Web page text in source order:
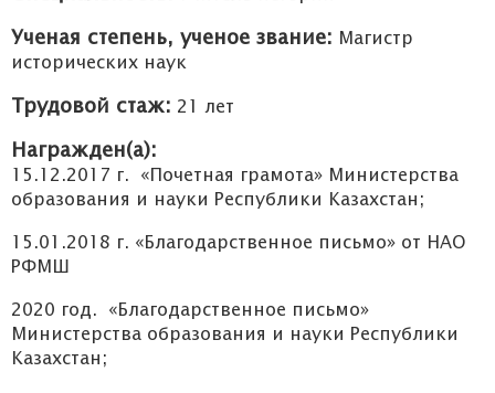
Ученая степень, ученое звание: Магистр
исторических наук
Трудовой стаж: 21 лет
Награжден(а):
15.12.2017 г. «Почетная грамота» Министерства
образования и науки Республики Казахстан;
15.01.2018 г. «Благодарственное письмо» от НАО
РФМШ
2020 год. «Благодарственное письмо»
Министерства образования и науки Республики
Казахстан;